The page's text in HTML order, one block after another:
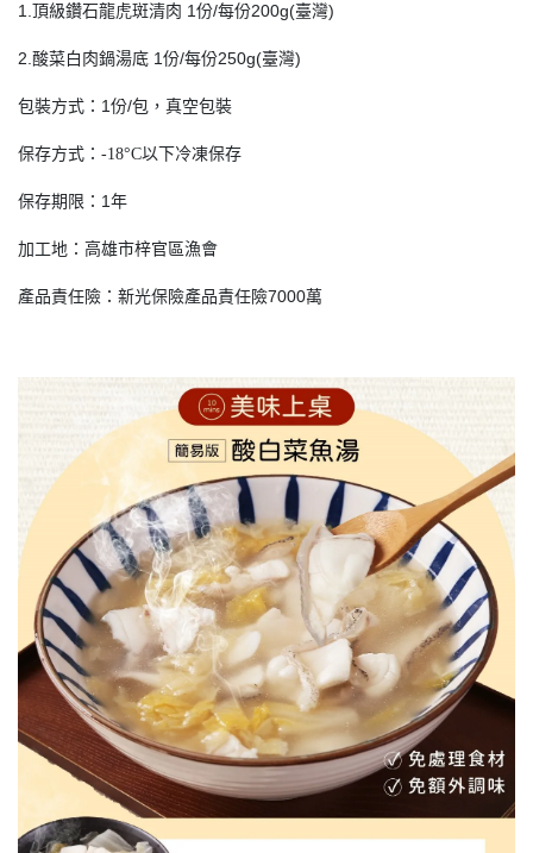
1.頂級鑽石龍虎斑清肉 1份/每份200g(臺灣)
2.酸菜白肉鍋湯底 1份/每份250g(臺灣)
包裝方式：1份/包，真空包裝
保存方式： -18°C以下冷凍保存
保存期限：1年
加工地：高雄市梓官區漁會
產品責任險：新光保險產品責任險7000萬